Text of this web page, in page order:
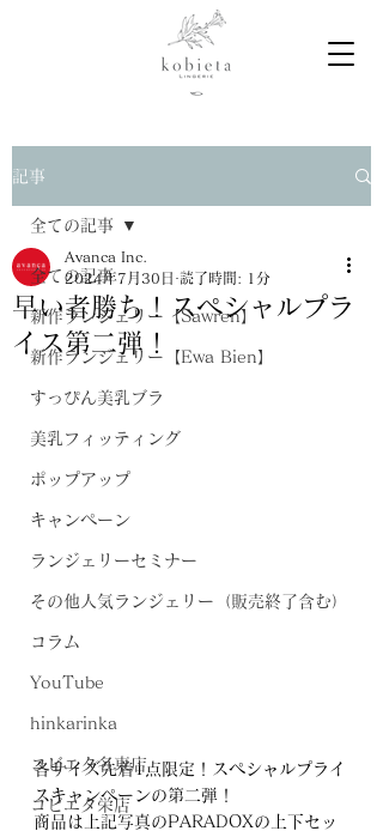
記事
全ての記事
新作ランジェリー【Sawren】
新作ランジェリー【Ewa Bien】
すっぴん美乳ブラ
美乳フィッティング
ポップアップ
キャンペーン
ランジェリーセミナー
その他人気ランジェリー（販売終了含む）
コラム
YouTube
hinkarinka
コビエタ名東店
コビエタ栄店
全ての記事
早い者勝ち！スペシャルプラ
イス第二弾！
Avanca Inc.
2024年7月30日 読了時間: 1分
各サイズ先着1点限定！スペシャルプライ
スキャンペーンの第二弾！
商品は上記写真のPARADOXの上下セッ